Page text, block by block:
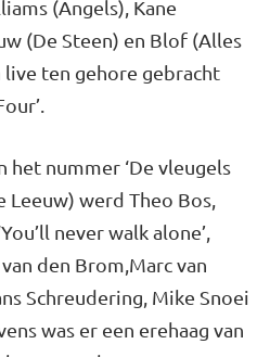
(Angels), Kane
(De Steen) en Blof (Alles
ten gehore gebracht
het nummer ‘De vleugels
Leeuw) werd Theo Bos,
never walk alone’,
den Brom,Marc van
Schreudering, Mike Snoei
was er een erehaag van